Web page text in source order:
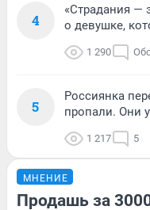
4
«Страдания —
о девушке,
1 290
5
Россиянка
пропали. Они
1 217 5
МНЕНИЕ
Продашь за